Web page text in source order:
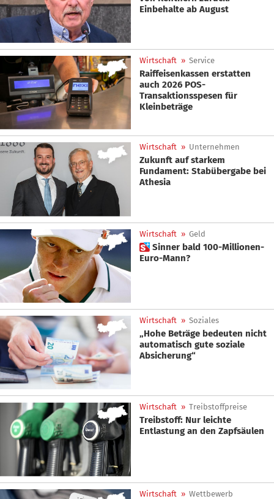
Einbehalte ab August
Wirtschaft » Service
Raiffeisenkassen erstatten
auch 2026 POS-
Transaktionsspesen für
Kleinbeträge
Wirtschaft » Unternehmen
Zukunft auf starkem
Fundament: Stabübergabe bei
Athesia
Wirtschaft » Geld
 Sinner bald 100-Millionen-
Euro-Mann?
Wirtschaft » Soziales
„Hohe Beträge bedeuten nicht
automatisch gute soziale
Absicherung“
Wirtschaft » Treibstoffpreise
Treibstoff: Nur leichte
Entlastung an den Zapfsäulen
Wirtschaft » Wettbewerb